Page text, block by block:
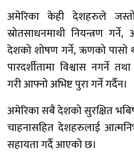
अमेरिका केही देशहरुले
स्रोतसाधनमाथी नियन्त्रण
देशको शोषण गर्ने, ऋणको पासो
पारदर्शीतामा विश्वास नगर्ने
गरी आफ्नो अभिष्ट पुरा गर्ने गर्दैन।
अमेरिका सबै देशको सुरक्षित
चाहनासहित देशहरुलाई
सहायता गर्दै आएको छ।